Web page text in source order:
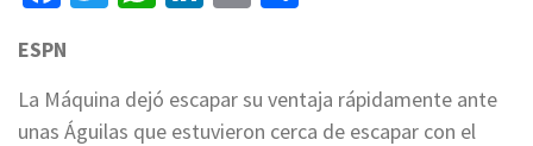
ESPN
La Máquina dejó escapar su ventaja rápidamente ante
unas Águilas que estuvieron cerca de escapar con el